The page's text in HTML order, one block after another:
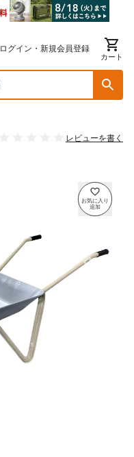
ログイン・新規会員登録
カート
レビューを書く